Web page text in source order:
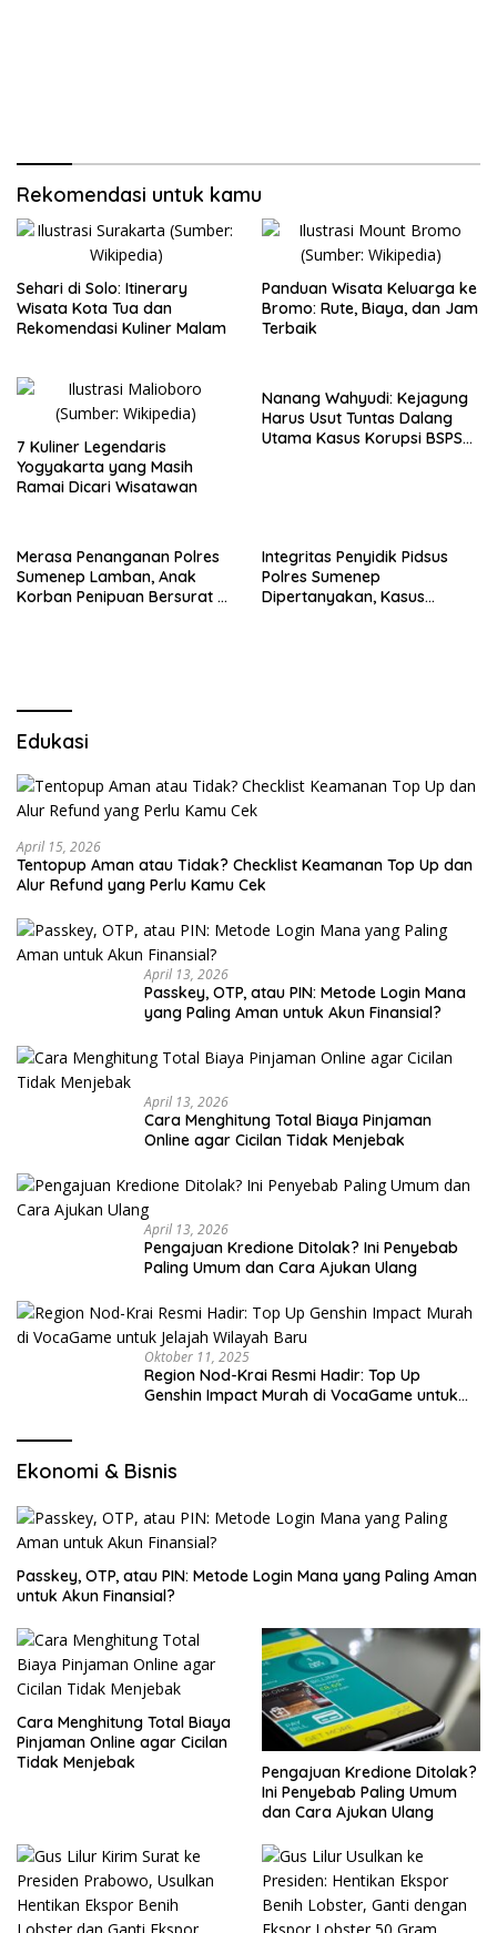
Rekomendasi untuk kamu
Sehari di Solo: Itinerary
Wisata Kota Tua dan
Rekomendasi Kuliner Malam
Panduan Wisata Keluarga ke
Bromo: Rute, Biaya, dan Jam
Terbaik
7 Kuliner Legendaris
Yogyakarta yang Masih
Ramai Dicari Wisatawan
Nanang Wahyudi: Kejagung
Harus Usut Tuntas Dalang
Utama Kasus Korupsi BSPS
Merasa Penanganan Polres
Sumenep Lamban, Anak
Korban Penipuan Bersurat ke
Integritas Penyidik Pidsus
Polres Sumenep
Dipertanyakan, Kasus
Edukasi
April 15, 2026
Tentopup Aman atau Tidak? Checklist Keamanan Top Up dan
Alur Refund yang Perlu Kamu Cek
April 13, 2026
Passkey, OTP, atau PIN: Metode Login Mana
yang Paling Aman untuk Akun Finansial?
April 13, 2026
Cara Menghitung Total Biaya Pinjaman
Online agar Cicilan Tidak Menjebak
April 13, 2026
Pengajuan Kredione Ditolak? Ini Penyebab
Paling Umum dan Cara Ajukan Ulang
Oktober 11, 2025
Region Nod-Krai Resmi Hadir: Top Up
Genshin Impact Murah di VocaGame untuk
Ekonomi & Bisnis
Passkey, OTP, atau PIN: Metode Login Mana yang Paling Aman
untuk Akun Finansial?
Cara Menghitung Total Biaya
Pinjaman Online agar Cicilan
Tidak Menjebak
Pengajuan Kredione Ditolak?
Ini Penyebab Paling Umum
dan Cara Ajukan Ulang